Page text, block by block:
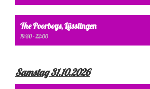
The Poorboys, Lüsslingen
19:30 - 22:00
Samstag 31.10.2026